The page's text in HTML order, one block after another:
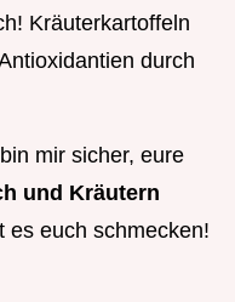
Kräuterkartoffeln
durch
mir sicher, eure
und Kräutern
es euch schmecken!